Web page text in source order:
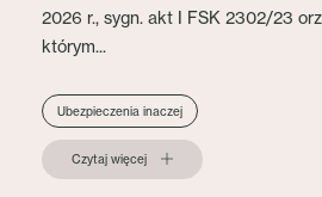
2026 r., sygn. akt I FSK 2302/23
którym...
Ubezpieczenia inaczej
Czytaj więcej